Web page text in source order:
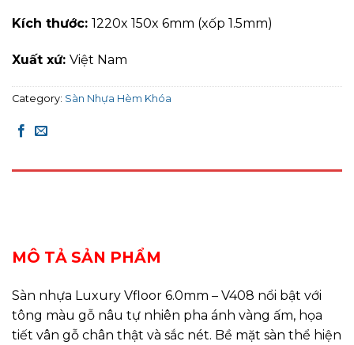
Kích thước: 1220x 150x 6mm (xốp 1.5mm)
Xuất xứ: Việt Nam
Category: Sàn Nhựa Hèm Khóa
MÔ TẢ SẢN PHẨM
Sàn nhựa Luxury Vfloor 6.0mm – V408 nổi bật với
tông màu gỗ nâu tự nhiên pha ánh vàng ấm, họa
tiết vân gỗ chân thật và sắc nét. Bề mặt sàn thể hiện